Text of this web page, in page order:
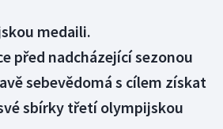
medaili.
před nadcházející sezonou
sebevědomá s cílem získat
sbírky třetí olympijskou